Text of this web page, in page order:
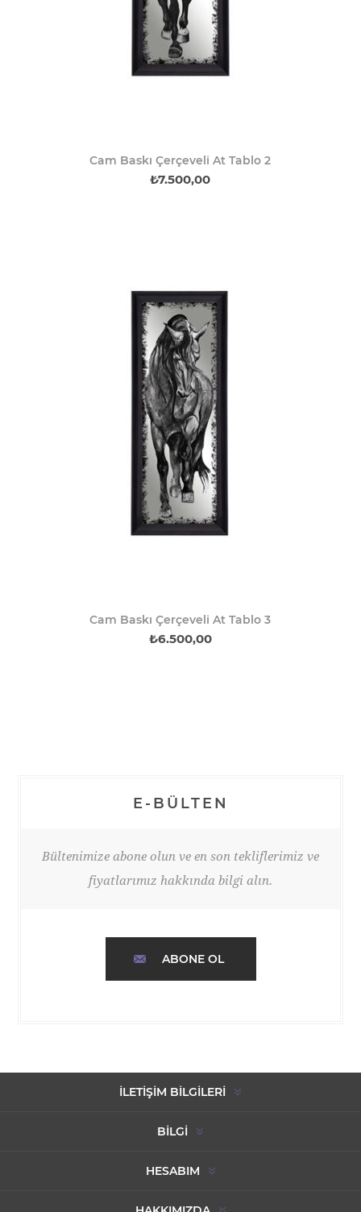
Cam Baskı Çerçeveli At Tablo 2
₺7.500,00
Cam Baskı Çerçeveli At Tablo 3
₺6.500,00
E-BÜLTEN
Bültenimize abone olun ve en son tekliflerimiz ve
fiyatlarımız hakkında bilgi alın.
ABONE OL
İLETIŞIM BILGILERI
BILGI
HESABIM